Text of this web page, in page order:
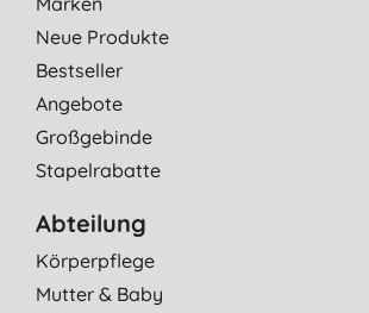
Neue Produkte
Bestseller
Angebote
Großgebinde
Stapelrabatte
Abteilung
Körperpflege
Mutter & Baby